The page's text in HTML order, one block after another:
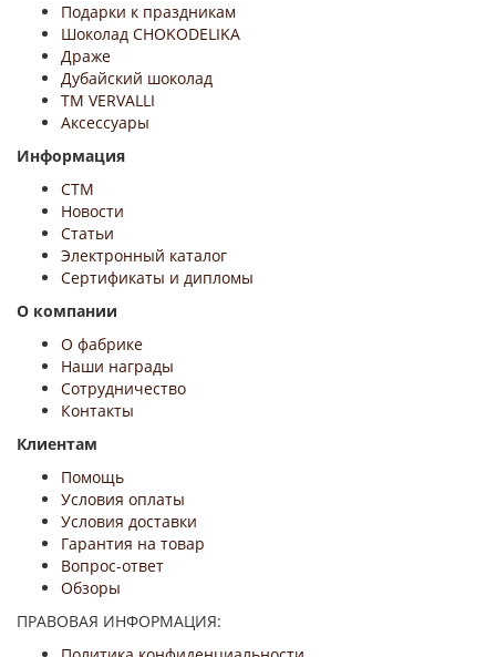
Подарки к праздникам
Шоколад CHOKODELIKA
Драже
Дубайский шоколад
ТМ VERVALLI
Аксессуары
Информация
СТМ
Новости
Статьи
Электронный каталог
Сертификаты и дипломы
О компании
О фабрике
Наши награды
Сотрудничество
Контакты
Клиентам
Помощь
Условия оплаты
Условия доставки
Гарантия на товар
Вопрос-ответ
Обзоры
ПРАВОВАЯ ИНФОРМАЦИЯ: